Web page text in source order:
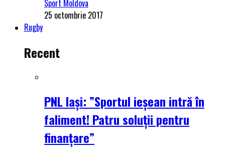
Sport Moldova
25 octombrie 2017
Rugby
Recent
PNL Iași: ”Sportul ieșean intră în
faliment! Patru soluții pentru
finanțare”